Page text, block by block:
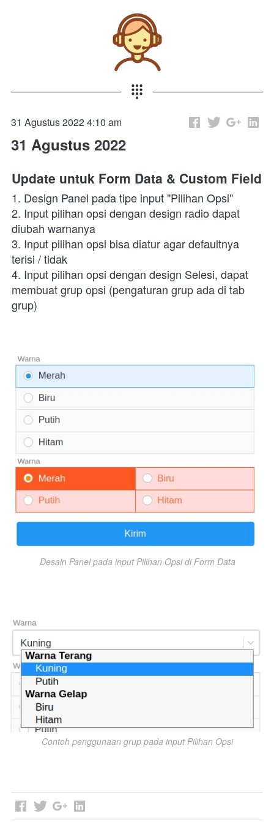
31 Agustus 2022 4:10 am
31 Agustus 2022
Update untuk Form Data & Custom Field
1. Design Panel pada tipe input "Pilihan Opsi"
2. Input pilihan opsi dengan design radio dapat
diubah warnanya
3. Input pilihan opsi bisa diatur agar defaultnya
terisi / tidak
4. Input pilihan opsi dengan design Selesi, dapat
membuat grup opsi (pengaturan grup ada di tab
grup)
Desain Panel pada input Pilihan Opsi di Form Data
Contoh penggunaan grup pada input Pilihan Opsi